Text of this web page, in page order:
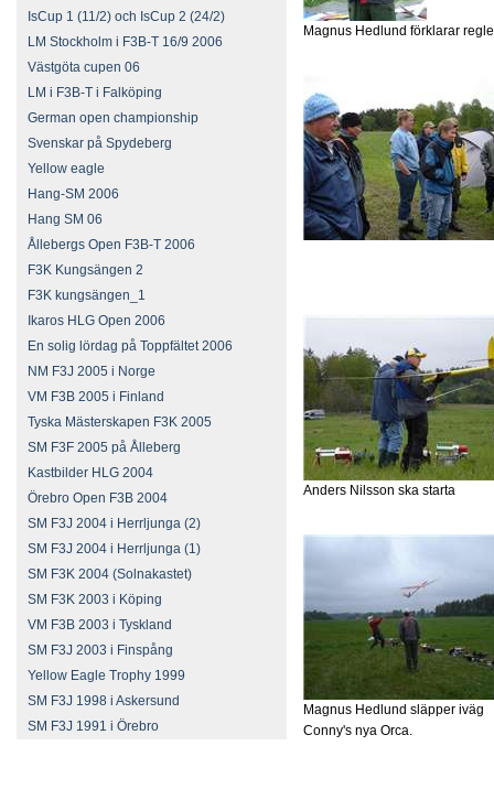
IsCup 1 (11/2) och IsCup 2 (24/2)
LM Stockholm i F3B-T 16/9 2006
Västgöta cupen 06
LM i F3B-T i Falköping
German open championship
Svenskar på Spydeberg
Yellow eagle
Hang-SM 2006
Hang SM 06
Ållebergs Open F3B-T 2006
F3K Kungsängen 2
F3K kungsängen_1
Ikaros HLG Open 2006
En solig lördag på Toppfältet 2006
NM F3J 2005 i Norge
VM F3B 2005 i Finland
Tyska Mästerskapen F3K 2005
SM F3F 2005 på Ålleberg
Kastbilder HLG 2004
Örebro Open F3B 2004
SM F3J 2004 i Herrljunga (2)
SM F3J 2004 i Herrljunga (1)
SM F3K 2004 (Solnakastet)
SM F3K 2003 i Köping
VM F3B 2003 i Tyskland
SM F3J 2003 i Finspång
Yellow Eagle Trophy 1999
SM F3J 1998 i Askersund
SM F3J 1991 i Örebro
Magnus Hedlund förklarar
Anders Nilsson ska starta
Magnus Hedlund släpper iväg
Conny's nya Orca.